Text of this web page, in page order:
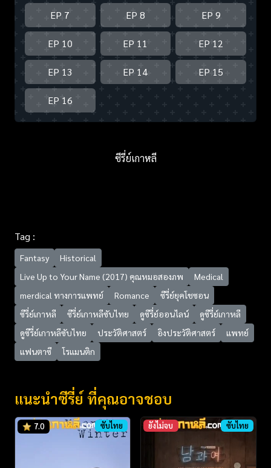
EP 7 EP 8 EP 9
EP 10 EP 11 EP 12
EP 13 EP 14 EP 15
EP 16
ซีรี่ย์เกาหลี
Tag :
Fantasy
Historical
Live Up to Your Name (2017) คุณหมอสองภพ
Medical
merdical ทางการแพทย์
Romance
ซีรี่ย์ยุคโชซอน
ซีรี่ย์เกาหลี
ซีรี่ย์เกาหลีซับไทย ดูซีรี่ย์ออนไลน์
ดูซีรี่ย์เกาหลี
ดูซีรี่ย์เกาหลีซับไทย
ประวัติศาสตร์ อิงประวัติศาสตร์
แพทย์
แฟนตาซี
โรแมนติก
แนะนำซีรี่ย์ ที่คุณอาจชอบ
7.0 ซับไทย ยังไม่จบ ซับไทย